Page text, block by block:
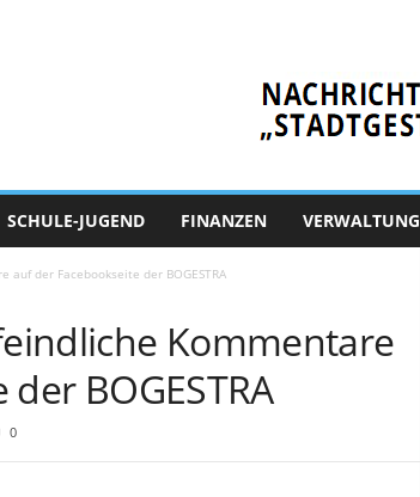
SCHULE-JUGEND FINANZEN VERWALTUNG
der Facebookseite der BOGESTRA
Kommentare
BOGESTRA
0